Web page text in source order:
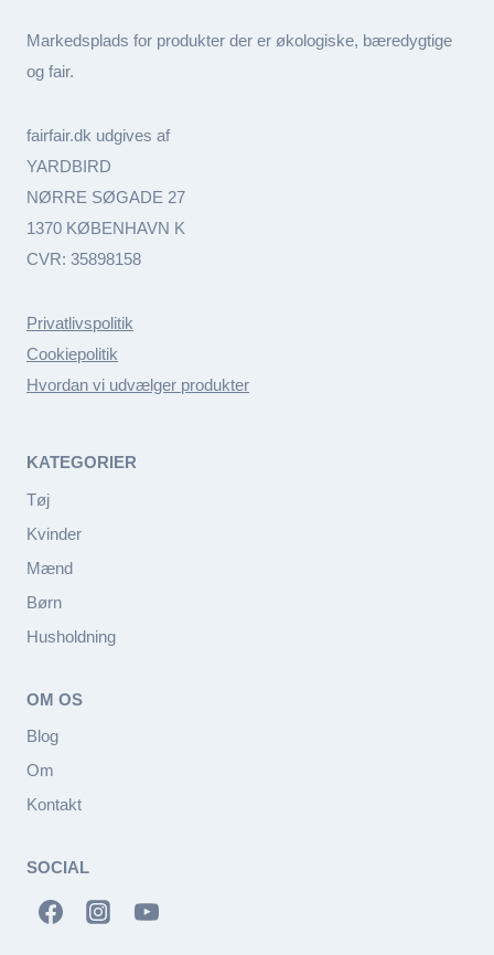
Markedsplads for produkter der er økologiske, bæredygtige
og fair.
fairfair.dk udgives af
YARDBIRD
NØRRE SØGADE 27
1370 KØBENHAVN K
CVR: 35898158
Privatlivspolitik
Cookiepolitik
Hvordan vi udvælger produkter
KATEGORIER
Tøj
Kvinder
Mænd
Børn
Husholdning
OM OS
Blog
Om
Kontakt
SOCIAL